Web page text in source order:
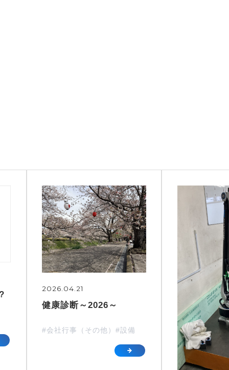
2026.04.21
健康診断～2026～
#会社行事（その他）#設備